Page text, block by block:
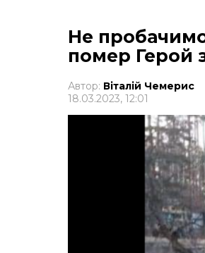
Не
помер Герой
Автор: Віталій Чемерис
18.03.2023, 12:01